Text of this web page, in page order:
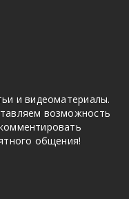
и видеоматериалы.
возможность
общения!